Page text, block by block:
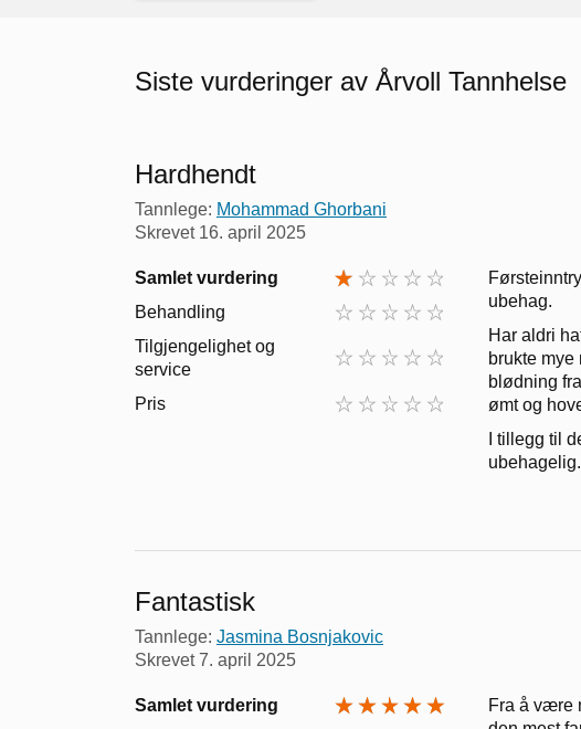
Siste vurderinger av Årvoll Tannhelse
Hardhendt
Tannlege: Mohammad Ghorbani
Skrevet 16. april 2025
Samlet vurdering
Behandling
Tilgjengelighet og
service
Pris
ubehag.
Har aldri
brukte mye
blødning
ømt og
I tillegg til
ubehagelig.
Fantastisk
Tannlege: Jasmina Bosnjakovic
Skrevet7. april 2025
Samlet vurdering
Fra å være